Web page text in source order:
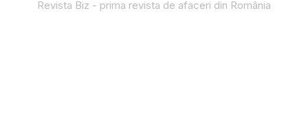
Revista Biz - prima revista de afaceri din România